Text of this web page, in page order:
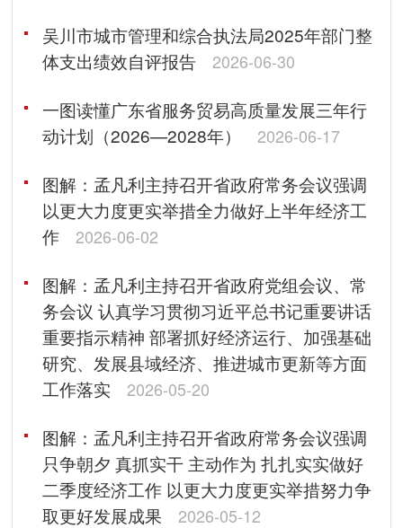
吴川市城市管理和综合执法局2025年部门整
体支出绩效自评报告
2026-06-30
一图读懂广东省服务贸易高质量发展三年行
动计划（2026—2028年）
2026-06-17
图解：孟凡利主持召开省政府常务会议强调
以更大力度更实举措全力做好上半年经济工
作
2026-06-02
图解：孟凡利主持召开省政府党组会议、常
务会议 认真学习贯彻习近平总书记重要讲话
重要指示精神 部署抓好经济运行、加强基础
研究、发展县域经济、推进城市更新等方面
工作落实
2026-05-20
图解：孟凡利主持召开省政府常务会议强调
只争朝夕 真抓实干 主动作为 扎扎实实做好
二季度经济工作 以更大力度更实举措努力争
取更好发展成果
2026-05-12